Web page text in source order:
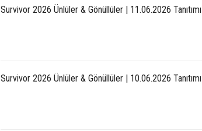
Survivor 2026 Ünlüler & Gönüllüler | 11.06.2026 Tanıtımı
Survivor 2026 Ünlüler & Gönüllüler | 10.06.2026 Tanıtımı